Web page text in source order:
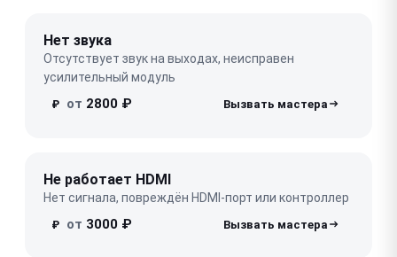
Нет звука
Отсутствует звук на выходах, неисправен
усилительный модуль
₽ от 2800 ₽
Не работает HDMI
Нет сигнала, повреждён HDMI-порт или контроллер
₽ от 3000 ₽